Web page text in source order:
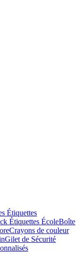
Étiquettes
Étiquettes ÉcoleBoîte
Crayons de couleur
Gilet de Sécurité